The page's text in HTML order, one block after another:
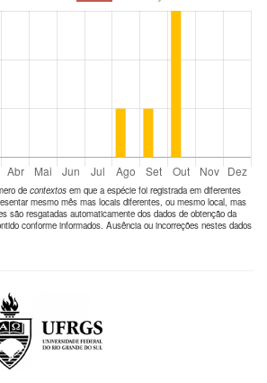
de contextos em que a espécie foi registrada em diferentes
mesmo mês mas locais diferentes, ou mesmo local, mas
são resgatadas automaticamente dos dados de obtenção da
conforme informados. Ausência ou incorreções nestes dados